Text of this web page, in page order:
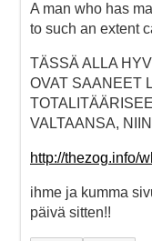
A man who has
to such an extent
TÄSSÄ ALLA
OVAT SAANEET
VALTAANSA,
http://thezog.info/
ihme ja kumma
päivä sitten!!